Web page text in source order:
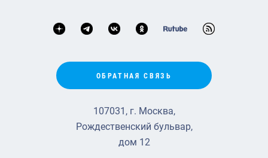
ОБРАТНАЯ СВЯЗЬ
107031, г. Москва,
Рождественский бульвар,
дом 12